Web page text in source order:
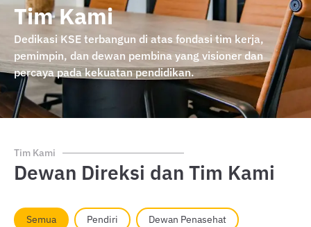
Tim Kami
Dedikasi KSE terbangun di atas fondasi tim kerja,
pemimpin, dan dewan pembina yang visioner dan
percaya pada kekuatan pendidikan.
Tim Kami
Dewan Direksi dan Tim Kami
Our Team - Filter
Semua Pendiri Dewan Penasehat